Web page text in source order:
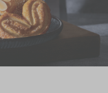
联络奇华
加入奇华